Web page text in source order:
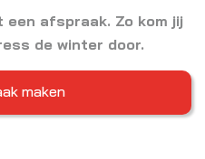
afspraak. Zo kom jij
de winter door.
maken